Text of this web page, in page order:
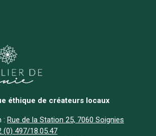
éthique de créateurs locaux
: Rue de la Station 25, 7060 Soignies
(0) 497/18.05.47